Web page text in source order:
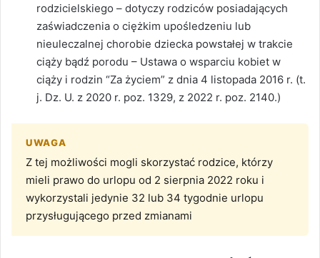
rodzicielskiego – dotyczy rodziców posiadających
zaświadczenia o ciężkim upośledzeniu lub
nieuleczalnej chorobie dziecka powstałej w trakcie
ciąży bądź porodu – Ustawa o wsparciu kobiet w
ciąży i rodzin “Za życiem” z dnia 4 listopada 2016 r. (t.
j. Dz. U. z 2020 r. poz. 1329, z 2022 r. poz. 2140.)
UWAGA
Z tej możliwości mogli skorzystać rodzice, którzy
mieli prawo do urlopu od 2 sierpnia 2022 roku i
wykorzystali jedynie 32 lub 34 tygodnie urlopu
przysługującego przed zmianami